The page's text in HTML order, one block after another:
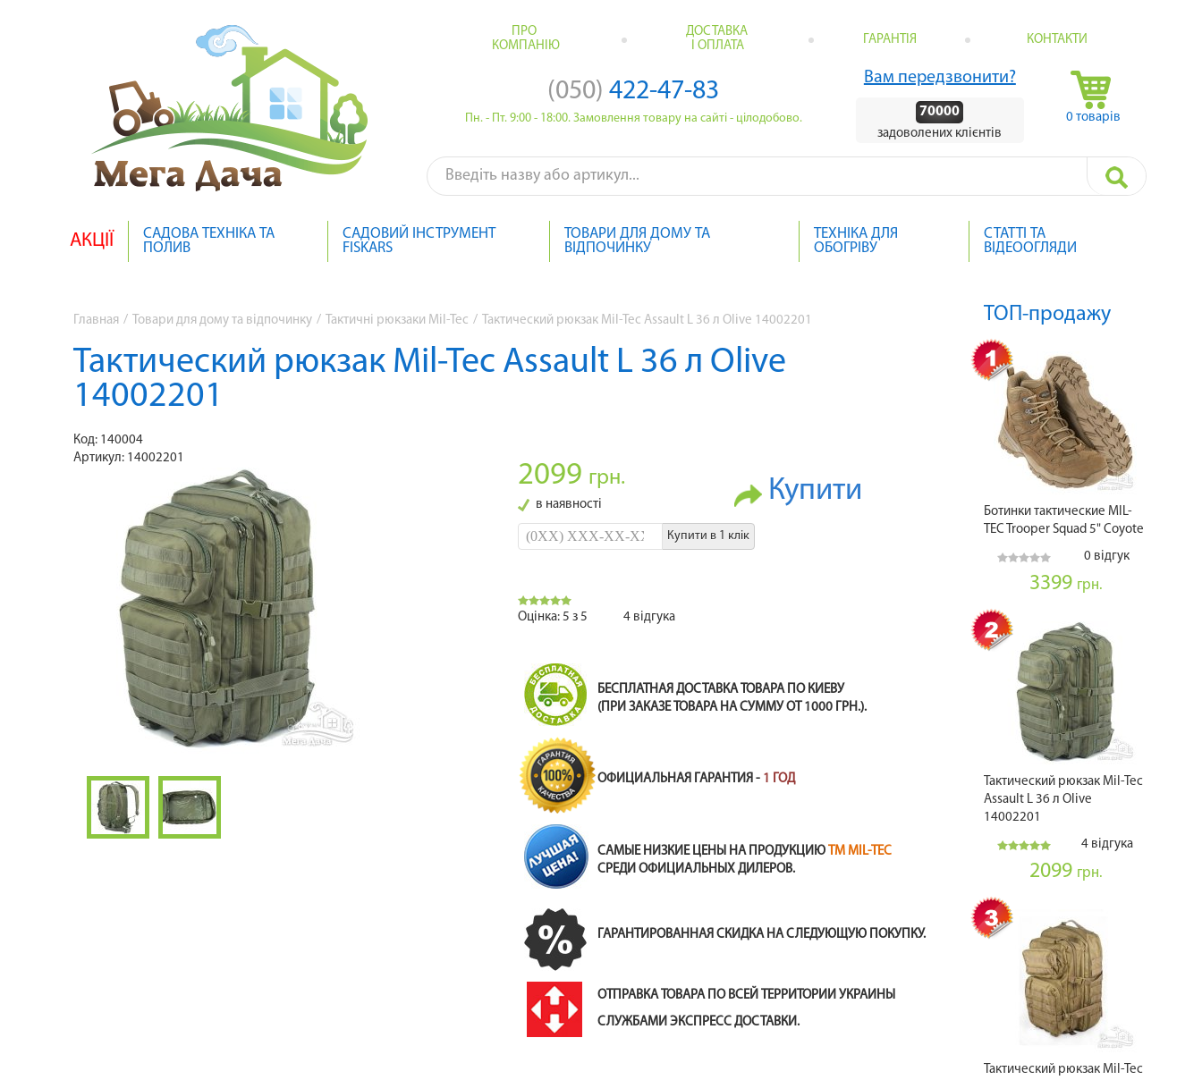
ПРО
КОМПАНІЮ
ДОСТАВКА
І ОПЛАТА
ГАРАНТІЯ КОНТАКТИ
(050)422-47-83
Пн. - Пт. 9:00 - 18:00. Замовлення товару на сайті - цілодобово.
Вам передзвонити?
70000
задоволених клієнтів
0 товарів
АКЦІЇ
САДОВА ТЕХНІКА ТА
ПОЛИВ
САДОВИЙ ІНСТРУМЕНТ
FISKARS
ТОВАРИ ДЛЯ ДОМУ ТА
ВІДПОЧИНКУ
ТЕХНІКА ДЛЯ
ОБОГРІВУ
СТАТТІ ТА
ВІДЕООГЛЯДИ
Главная / Товари для дому та відпочинку / Тактичні рюкзаки Mil-Tec / Тактический рюкзак Mil-Tec Assault L 36 л Olive 14002201
Тактический рюкзак Mil-Tec Assault L 36 л Olive
14002201
Код: 140004
Артикул: 14002201
2099 грн.
в наявності Купити
Купити в 1 клік
Оцінка: 5 з 5 4 відгука
БЕСПЛАТНАЯ ДОСТАВКА ТОВАРА ПО КИЕВУ
(ПРИ ЗАКАЗЕ ТОВАРА НА СУММУ ОТ 1000 ГРН.).
ОФИЦИАЛЬНАЯ ГАРАНТИЯ - 1 ГОД
САМЫЕ НИЗКИЕ ЦЕНЫ НА ПРОДУКЦИЮ ТМ MIL-TEC
СРЕДИ ОФИЦИАЛЬНЫХ ДИЛЕРОВ.
ГАРАНТИРОВАННАЯ СКИДКА НА СЛЕДУЮЩУЮ ПОКУПКУ.
ОТПРАВКА ТОВАРА ПО ВСЕЙ ТЕРРИТОРИИ УКРАИНЫ
СЛУЖБАМИ ЭКСПРЕСС ДОСТАВКИ.
ТОП-продажу
Ботинки тактические MIL-
TEC Trooper Squad 5" Coyote
0 відгук
3399 грн.
Тактический рюкзак Mil-Tec
Assault L 36 л Olive
14002201
4 відгука
2099 грн.
Тактический рюкзак Mil-Tec